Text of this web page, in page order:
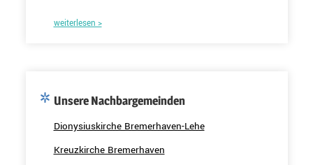
weiterlesen >
Unsere Nachbargemeinden
Dionysiuskirche Bremerhaven-Lehe
Kreuzkirche Bremerhaven